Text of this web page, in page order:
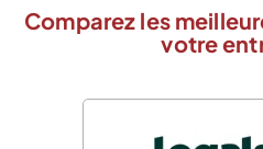
Comparez les
votre